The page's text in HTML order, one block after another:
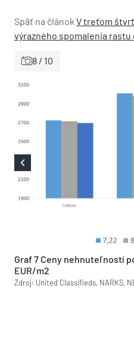
Späť na článok V treťom
výrazného spomalenia
8 / 10
Graf 7 Ceny nehnuteľností
EUR/m2
Zdroj: United Classifieds, NARKS,